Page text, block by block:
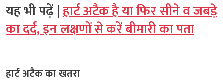
यह भी पढ़ें |हार्ट अटैक है या फिर सीने व जबड़े
का दर्द, इन लक्षणों से करें बीमारी का पता
हार्ट अटैक का खतरा